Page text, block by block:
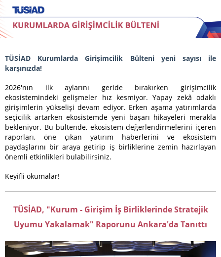
TÜSİAD Kurumlarda Girişimcilik Bülteni yeni sayısı ile
karşınızda!
2026'nın ilk aylarını geride bırakırken girişimcilik
ekosistemindeki gelişmeler hız kesmiyor. Yapay zekâ odaklı
girişimlerin yükselişi devam ediyor. Erken aşama yatırımlarda
seçicilik artarken ekosistemde yeni başarı hikayeleri merakla
bekleniyor. Bu bültende, ekosistem değerlendirmelerini içeren
raporları, öne çıkan yatırım haberlerini ve ekosistem
paydaşlarını bir araya getirip iş birliklerine zemin hazırlayan
önemli etkinlikleri bulabilirsiniz.
Keyifli okumalar!
TÜSİAD, "Kurum - Girişim İş Birliklerinde Stratejik
Uyumu Yakalamak" Raporunu Ankara'da Tanıttı